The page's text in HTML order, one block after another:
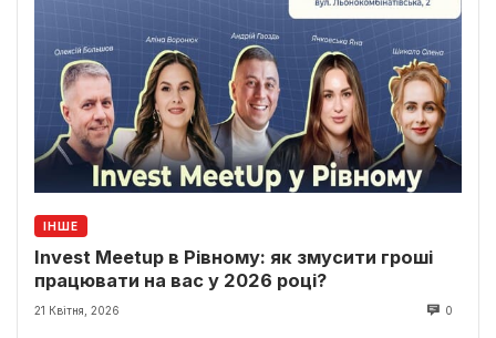
ІНШЕ
Invest Meetup в Рівному: як змусити гроші
працювати на вас у 2026 році?
21 Квітня, 2026 0